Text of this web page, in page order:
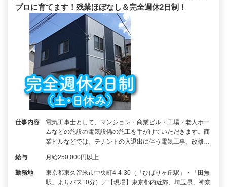
プロに育てます！残業ほぼなし＆完全週休2日制！
仕事内容
電気工事士として、マンション・商業ビル・工場・老人ホー
ムなどの施設の電気設備の施工を手がけていただきます。商
業ビルなどでは、テナントの入退出に伴う電気工事、改修…
給与 月給250,000円以上
勤務地
東京都東久留米市中央町4-4-30（「ひばりヶ丘駅」・「田無
駅」よりバス10分）／【現場】東京都内近郊、埼玉県、神奈